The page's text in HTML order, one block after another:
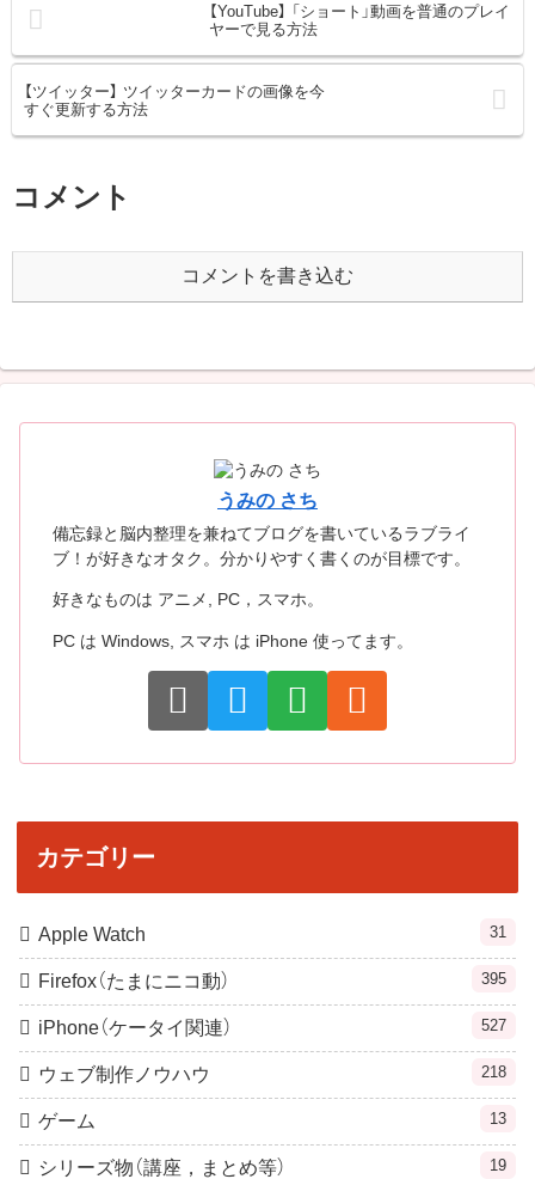
【YouTube】 「ショート」動画を普通のプレイ
ヤーで見る方法
【ツイッター】 ツイッターカードの画像を今
すぐ更新する方法
コメント
コメントを書き込む
うみの さち
備忘録と脳内整理を兼ねてブログを書いているラブライ
ブ！が好きなオタク。分かりやすく書くのが目標です。
好きなものは アニメ, PC，スマホ。
PC は Windows, スマホ は iPhone 使ってます。
カテゴリー
Apple Watch 31
Firefox（たまにニコ動） 395
iPhone（ケータイ関連） 527
ウェブ制作ノウハウ 218
ゲーム 13
シリーズ物（講座，まとめ等） 19